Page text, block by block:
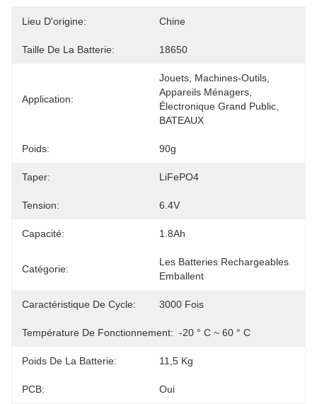
Lieu D'origine: Chine
Taille De La Batterie: 18650
Application:
Jouets, Machines-Outils,
Appareils Ménagers,
Électronique Grand Public,
BATEAUX
Poids: 90g
Taper: LiFePO4
Tension: 6.4V
Capacité: 1.8Ah
Catégorie:
Les Batteries Rechargeables
Emballent
Caractéristique De Cycle: 3000 Fois
Température De Fonctionnement: -20 ° C ~ 60 ° C
Poids De La Batterie: 11,5 Kg
PCB: Oui